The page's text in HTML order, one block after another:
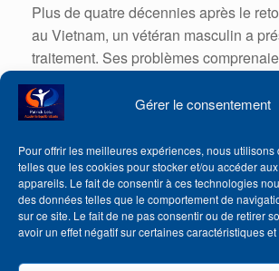
Gérer le consentement
Pour offrir les meilleures expériences, nous
telles que les cookies pour stocker et/ou accéder
appareils. Le fait de consentir à ces technologies
des données telles que le comportement de
sur ce site. Le fait de ne pas consentir ou de retirer
avoir un effet négatif sur certaines caractéristiques et
Plus de quatre décennies après le
au Vietnam, un vétéran masculin a
traitement. Ses problèmes
problèmes médicaux complexes, de
dépendances, des relations brisées,
mentaux et émotionnels intolérables,
cauchemars et des sans-abris. En
composante d’un système de
multidisciplinaire fondé sur des
au Centre médical des anciens
choisi d’apprendre et de pratiquer
complément de la psychothérapie